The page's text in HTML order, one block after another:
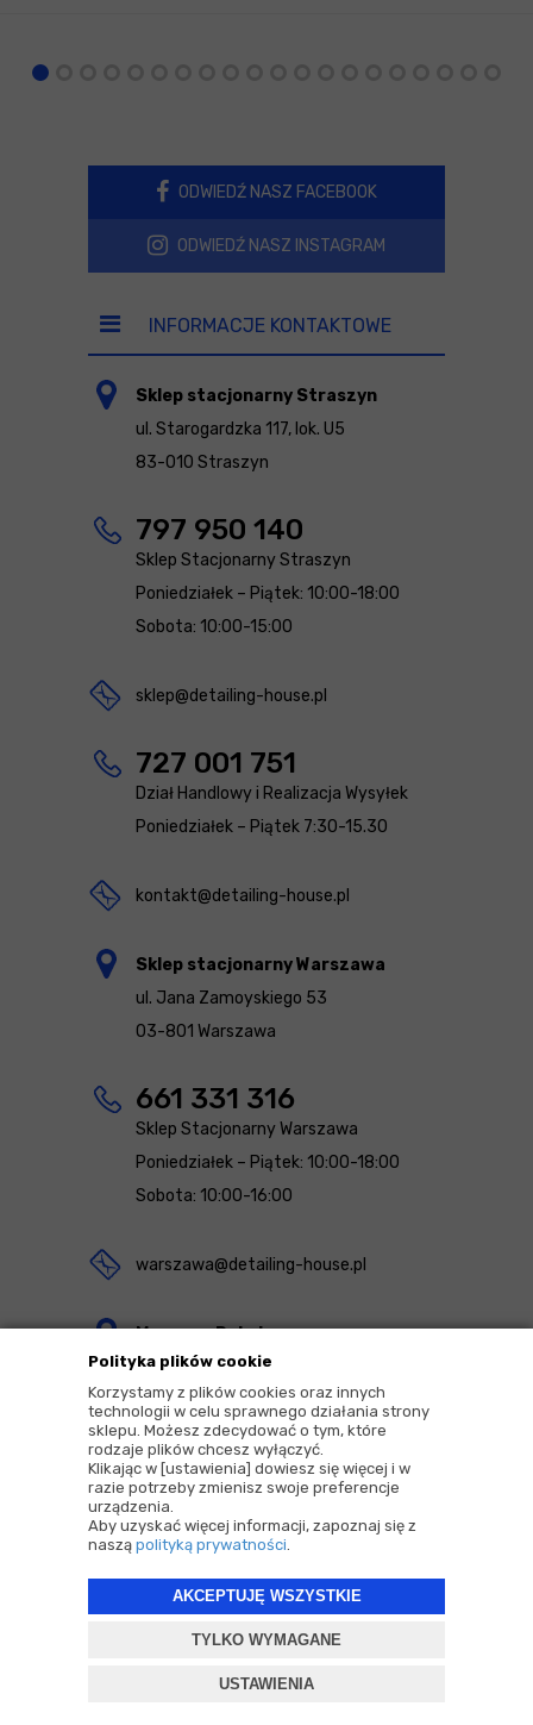
Polityka plików cookie
Korzystamy z plików cookies oraz innych
technologii w celu sprawnego działania strony
sklepu. Możesz zdecydować o tym, które
rodzaje plików chcesz wyłączyć.
Klikając w [ustawienia] dowiesz się więcej i w
razie potrzeby zmienisz swoje preferencje
urządzenia.
Aby uzyskać więcej informacji, zapoznaj się z
naszą polityką prywatności.
AKCEPTUJĘ WSZYSTKIE
TYLKO WYMAGANE
USTAWIENIA
ODWIEDŹ NASZ FACEBOOK
ODWIEDŹ NASZ INSTAGRAM
INFORMACJE KONTAKTOWE
Sklep stacjonarny Straszyn
ul. Starogardzka 117, lok. U5
83-010 Straszyn
797 950 140
Sklep Stacjonarny Straszyn
Poniedziałek – Piątek: 10:00-18:00
Sobota: 10:00-15:00
sklep@detailing-house.pl
727 001 751
Dział Handlowy i Realizacja Wysyłek
Poniedziałek – Piątek 7:30-15.30
kontakt@detailing-house.pl
Sklep stacjonarny Warszawa
ul. Jana Zamoyskiego 53
03-801 Warszawa
661 331 316
Sklep Stacjonarny Warszawa
Poniedziałek – Piątek: 10:00-18:00
Sobota: 10:00-16:00
warszawa@detailing-house.pl
Magazyn Rekcin
Nomos Sp. z o.o. sp.k.
ul. Agrestowa 1
83-010 Rekcin
2026 © Copyrights by |Detailing House